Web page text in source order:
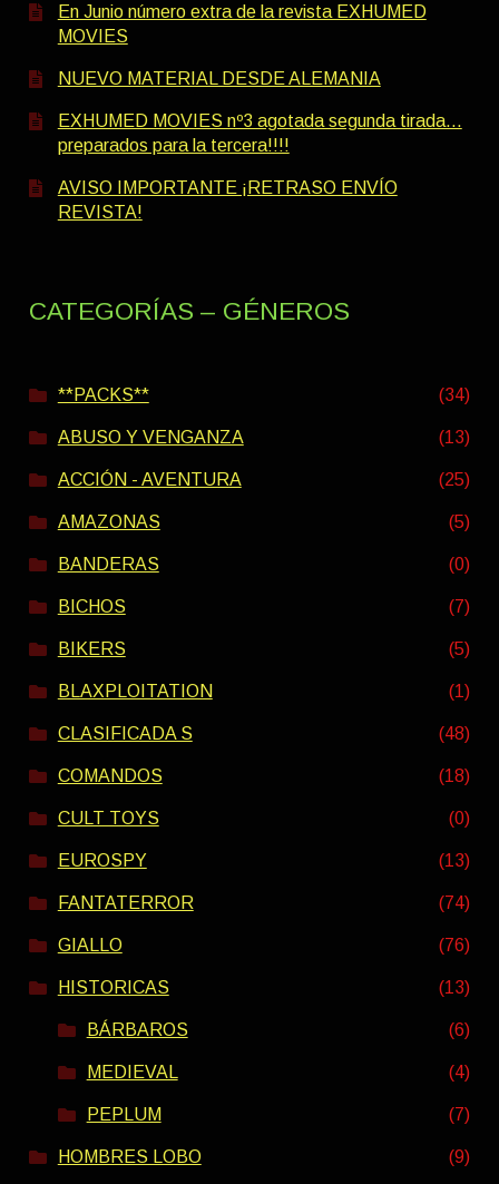
En Junio número extra de la revista EXHUMED
MOVIES
NUEVO MATERIAL DESDE ALEMANIA
EXHUMED MOVIES nº3 agotada segunda tirada…
preparados para la tercera!!!!
AVISO IMPORTANTE ¡RETRASO ENVÍO
REVISTA!
CATEGORÍAS – GÉNEROS
**PACKS** (34)
ABUSO Y VENGANZA (13)
ACCIÓN - AVENTURA (25)
AMAZONAS (5)
BANDERAS (0)
BICHOS (7)
BIKERS (5)
BLAXPLOITATION (1)
CLASIFICADA S (48)
COMANDOS (18)
CULT TOYS (0)
EUROSPY (13)
FANTATERROR (74)
GIALLO (76)
HISTORICAS (13)
BÁRBAROS (6)
MEDIEVAL (4)
PEPLUM (7)
HOMBRES LOBO (9)